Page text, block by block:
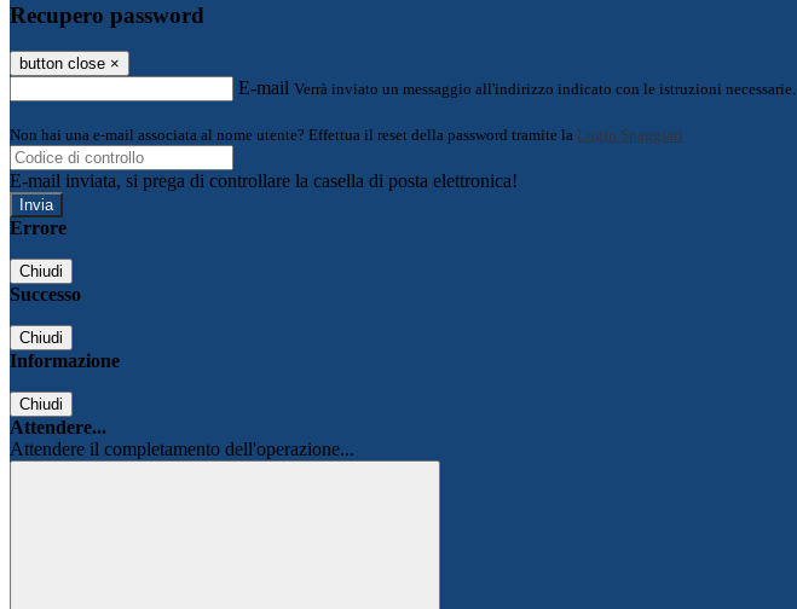
Recupero password
button close ×
E-mail Verrà inviato un messaggio all'indirizzo indicato con le istruzioni necessarie.
Non hai una e-mail associata al nome utente? Effettua il reset della password tramite la Login Spaggiari
E-mail inviata, si prega di controllare la casella di posta elettronica!
Errore
Chiudi
Successo
Chiudi
Informazione
Chiudi
Attendere...
Attendere il completamento dell'operazione...